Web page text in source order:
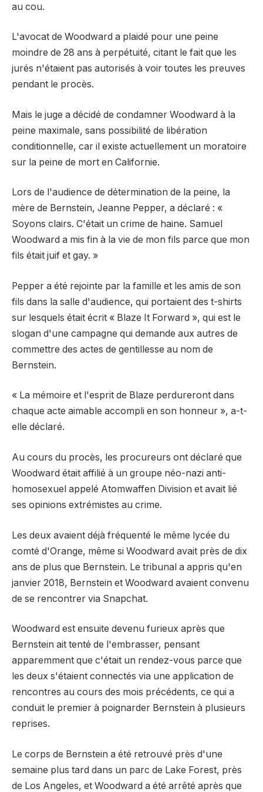
au cou.
L'avocat de Woodward a plaidé pour une peine
moindre de 28 ans à perpétuité, citant le fait que les
jurés n'étaient pas autorisés à voir toutes les preuves
pendant le procès.
Mais le juge a décidé de condamner Woodward à la
peine maximale, sans possibilité de libération
conditionnelle, car il existe actuellement un moratoire
sur la peine de mort en Californie.
Lors de l'audience de détermination de la peine, la
mère de Bernstein, Jeanne Pepper, a déclaré : «
Soyons clairs. C'était un crime de haine. Samuel
Woodward a mis fin à la vie de mon fils parce que mon
fils était juif et gay. »
Pepper a été rejointe par la famille et les amis de son
fils dans la salle d'audience, qui portaient des t-shirts
sur lesquels était écrit « Blaze It Forward », qui est le
slogan d'une campagne qui demande aux autres de
commettre des actes de gentillesse au nom de
Bernstein.
« La mémoire et l'esprit de Blaze perdureront dans
chaque acte aimable accompli en son honneur », a-t-
elle déclaré.
Au cours du procès, les procureurs ont déclaré que
Woodward était affilié à un groupe néo-nazi anti-
homosexuel appelé Atomwaffen Division et avait lié
ses opinions extrémistes au crime.
Les deux avaient déjà fréquenté le même lycée du
comté d'Orange, même si Woodward avait près de dix
ans de plus que Bernstein. Le tribunal a appris qu'en
janvier 2018, Bernstein et Woodward avaient convenu
de se rencontrer via Snapchat.
Woodward est ensuite devenu furieux après que
Bernstein ait tenté de l'embrasser, pensant
apparemment que c'était un rendez-vous parce que
les deux s'étaient connectés via une application de
rencontres au cours des mois précédents, ce qui a
conduit le premier à poignarder Bernstein à plusieurs
reprises.
Le corps de Bernstein a été retrouvé près d'une
semaine plus tard dans un parc de Lake Forest, près
de Los Angeles, et Woodward a été arrêté après que